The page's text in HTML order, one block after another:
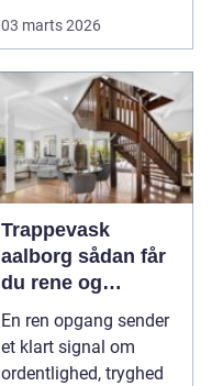
og stil på ...
03 marts 2026
Trappevask
aalborg sådan får
du rene og
indbydende
opgange
En ren opgang sender
et klart signal om
ordentlighed, tryghed